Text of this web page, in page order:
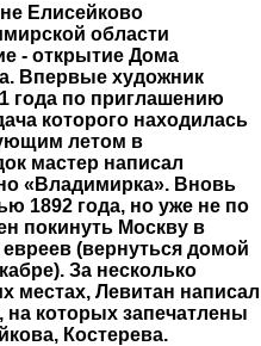
Елисейково
области
- открытие Дома
Впервые художник
года по приглашению
которого находилась
летом в
мастер написал
«Владимирка». Вновь
1892 года, но уже не по
покинуть Москву в
(вернуться домой
За несколько
местах, Левитан написал
на которых запечатлены
Костерева.